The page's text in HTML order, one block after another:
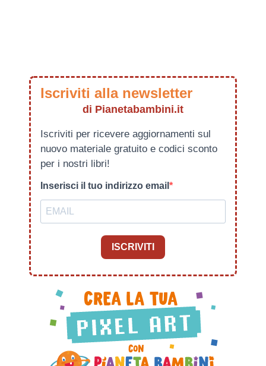
Iscriviti alla newsletter
di Pianetabambini.it
Iscriviti per ricevere aggiornamenti sul
nuovo materiale gratuito e codici sconto
per i nostri libri!
Inserisci il tuo indirizzo email
ISCRIVITI